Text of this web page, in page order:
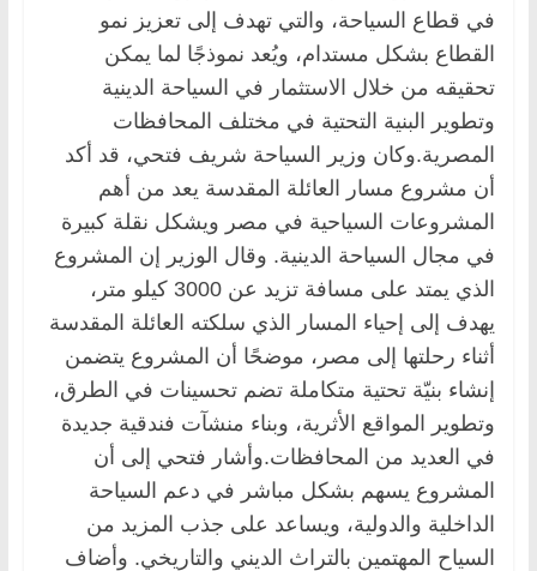
في قطاع السياحة، والتي تهدف إلى تعزيز نمو
القطاع بشكل مستدام، ويُعد نموذجًا لما يمكن
تحقيقه من خلال الاستثمار في السياحة الدينية
وتطوير البنية التحتية في مختلف المحافظات
المصرية.وكان وزير السياحة شريف فتحي، قد أكد
أن مشروع مسار العائلة المقدسة يعد من أهم
المشروعات السياحية في مصر ويشكل نقلة كبيرة
في مجال السياحة الدينية. وقال الوزير إن المشروع
الذي يمتد على مسافة تزيد عن 3000 كيلو متر،
يهدف إلى إحياء المسار الذي سلكته العائلة المقدسة
أثناء رحلتها إلى مصر، موضحًا أن المشروع يتضمن
إنشاء بنيّة تحتية متكاملة تضم تحسينات في الطرق،
وتطوير المواقع الأثرية، وبناء منشآت فندقية جديدة
في العديد من المحافظات.وأشار فتحي إلى أن
المشروع يسهم بشكل مباشر في دعم السياحة
الداخلية والدولية، ويساعد على جذب المزيد من
السياح المهتمين بالتراث الديني والتاريخي. وأضاف